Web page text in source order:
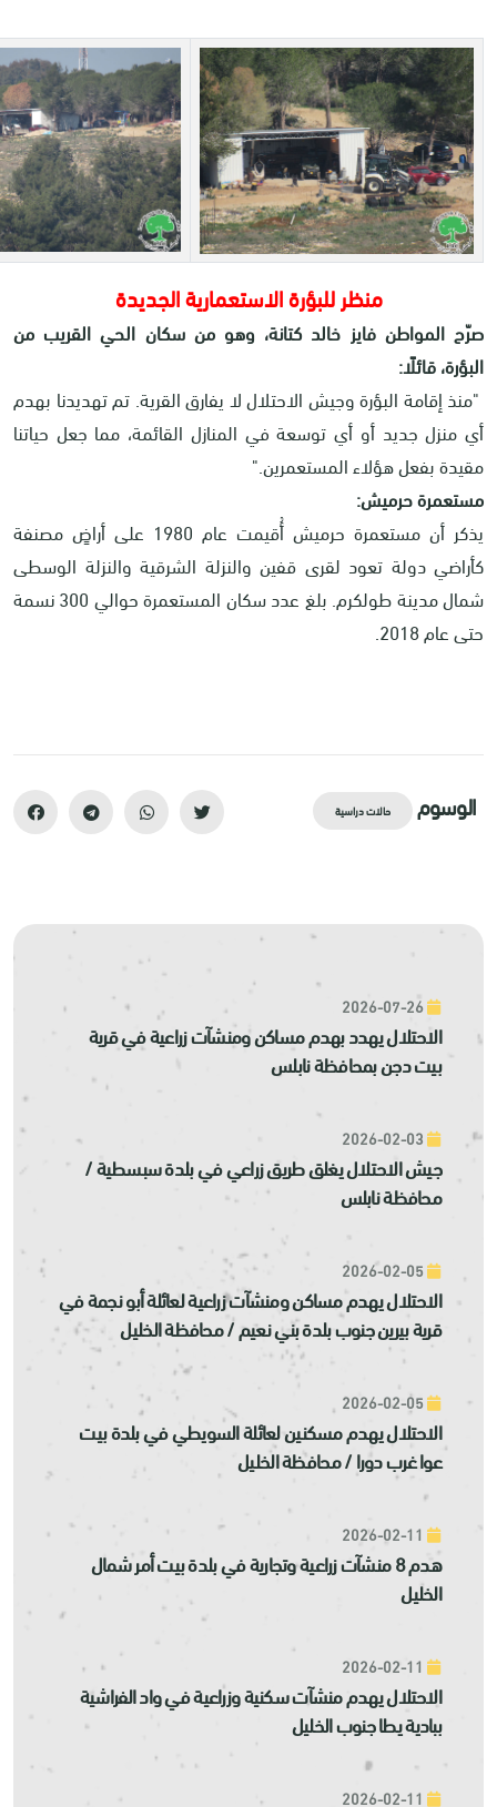
منظر للبؤرة الاستعمارية الجديدة
صرّح المواطن فايز خالد كتانة، وهو من سكان الحي القريب من
البؤرة، قائلًا:
"منذ إقامة البؤرة وجيش الاحتلال لا يفارق القرية. تم تهديدنا بهدم
أي منزل جديد أو أي توسعة في المنازل القائمة، مما جعل حياتنا
مقيدة بفعل هؤلاء المستعمرين".
مستعمرة حرميش:
يذكر أن مستعمرة حرميش أُقيمت عام 1980 على أراضٍ مصنفة
كأراضي دولة تعود لقرى قفين والنزلة الشرقية والنزلة الوسطى
شمال مدينة طولكرم. بلغ عدد سكان المستعمرة حوالي 300 نسمة
حتى عام 2018
.
الوسوم حالات دراسية
الاحتلال يهدد بهدم مساكن ومنشآت زراعية في قرية
بيت دجن بمحافظة نابلس
جيش الاحتلال يغلق طريق زراعي في بلدة سبسطية /
محافظة نابلس
الاحتلال يهدم مساكن ومنشآت زراعية لعائلة أبو نجمة في
قرية بيرين جنوب بلدة بني نعيم / محافظة الخليل
الاحتلال يهدم مسكنين لعائلة السويطي في بلدة بيت
عوا غرب دورا / محافظة الخليل
هدم 8 منشآت زراعية وتجارية في بلدة بيت أمر شمال
الخليل
الاحتلال يهدم منشآت سكنية وزراعية في واد الفراشية
ببادية يطا جنوب الخليل